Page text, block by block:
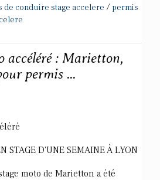
de conduire stage accelere / permis
accéléré : Marietton,
permis ...
STAGE D'UNE SEMAINE À LYON
moto de Marietton a été